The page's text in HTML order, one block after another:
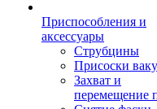
Приспособления и
аксессуары
Струбцины
Присоски
Захват и
перемещение